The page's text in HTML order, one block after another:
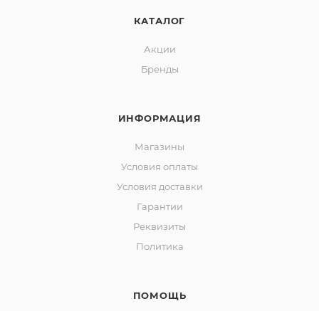
КАТАЛОГ
Акции
Бренды
ИНФОРМАЦИЯ
Магазины
Условия оплаты
Условия доставки
Гарантии
Реквизиты
Политика
ПОМОЩЬ